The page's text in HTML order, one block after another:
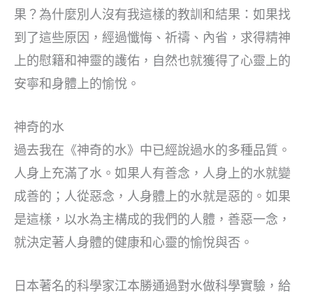
果？為什麼別人沒有我這樣的教訓和結果：如果找
到了這些原因，經過懺悔、祈禱、內省，求得精神
上的慰籍和神靈的護佑，自然也就獲得了心靈上的
安寧和身體上的愉悅。
神奇的水
過去我在《神奇的水》中已經說過水的多種品質。
人身上充滿了水。如果人有善念，人身上的水就變
成善的；人從惡念，人身體上的水就是惡的。如果
是這樣，以水為主構成的我們的人體，善惡一念，
就決定著人身體的健康和心靈的愉悅與否。
日本著名的科學家江本勝通過對水做科學實驗，給